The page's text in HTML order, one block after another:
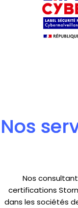
Nos
Nos
certifications
dans les sociétés